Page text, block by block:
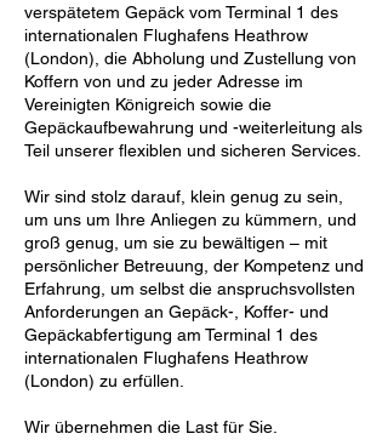
verspätetem Gepäck vom Terminal 1 des
internationalen Flughafens Heathrow
(London), die Abholung und Zustellung von
Koffern von und zu jeder Adresse im
Vereinigten Königreich sowie die
Gepäckaufbewahrung und -weiterleitung als
Teil unserer flexiblen und sicheren Services.
Wir sind stolz darauf, klein genug zu sein,
um uns um Ihre Anliegen zu kümmern, und
groß genug, um sie zu bewältigen – mit
persönlicher Betreuung, der Kompetenz und
Erfahrung, um selbst die anspruchsvollsten
Anforderungen an Gepäck-, Koffer- und
Gepäckabfertigung am Terminal 1 des
internationalen Flughafens Heathrow
(London) zu erfüllen.
Wir übernehmen die Last für Sie.